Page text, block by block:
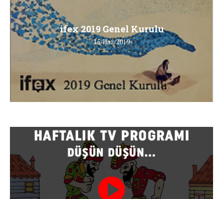
ifex 2019 Genel Kurulu
15/Haz/2019